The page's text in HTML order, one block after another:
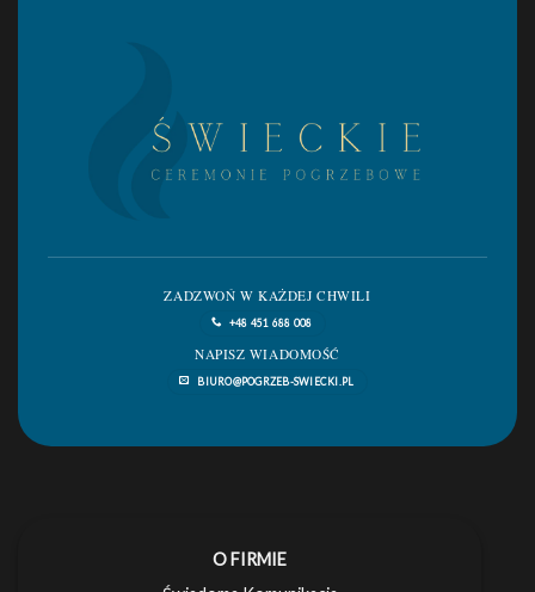
ZADZWOŃ W KAŻDEJ CHWILI
+48 451 688 008
NAPISZ WIADOMOŚĆ
BIURO@POGRZEB-SWIECKI.PL
O FIRMIE